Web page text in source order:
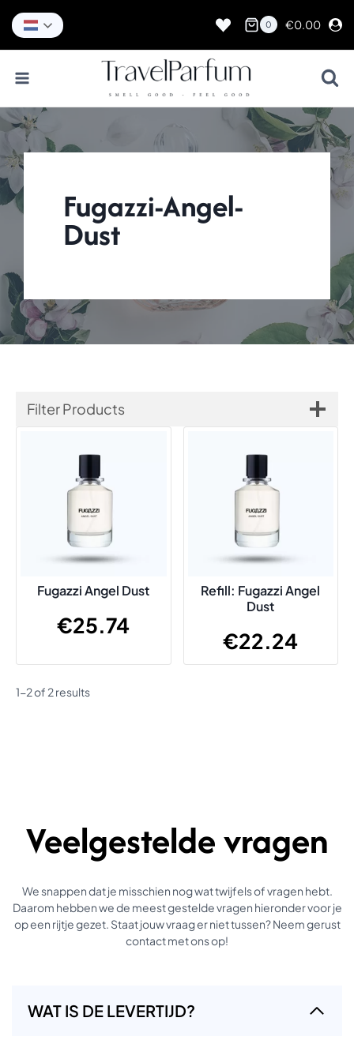
naar
inhoud
0 €0.00
Fugazzi-Angel-
Dust
Filter Products
Fugazzi Angel Dust
€25.74
Refill: Fugazzi Angel
Dust
€22.24
1-2 of 2 results
Veelgestelde vragen
We snappen dat je misschien nog wat twijfels of vragen hebt.
Daarom hebben we de meest gestelde vragen hieronder voor je
op een rijtje gezet. Staat jouw vraag er niet tussen? Neem gerust
contact met ons op!
WAT IS DE LEVERTIJD?